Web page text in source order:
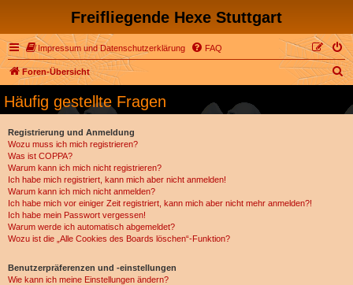
Freifliegende Hexe Stuttgart
Impressum und Datenschutzerklärung FAQ
Foren-Übersicht
S
c
Häufig gestellte Fragen
Registrierung und Anmeldung
Wozu muss ich mich registrieren?
Was ist COPPA?
Warum kann ich mich nicht registrieren?
Ich habe mich registriert, kann mich aber nicht anmelden!
Warum kann ich mich nicht anmelden?
Ich habe mich vor einiger Zeit registriert, kann mich aber nicht mehr anmelden?!
Ich habe mein Passwort vergessen!
Warum werde ich automatisch abgemeldet?
Wozu ist die „Alle Cookies des Boards löschen“-Funktion?
Benutzerpräferenzen und -einstellungen
Wie kann ich meine Einstellungen ändern?